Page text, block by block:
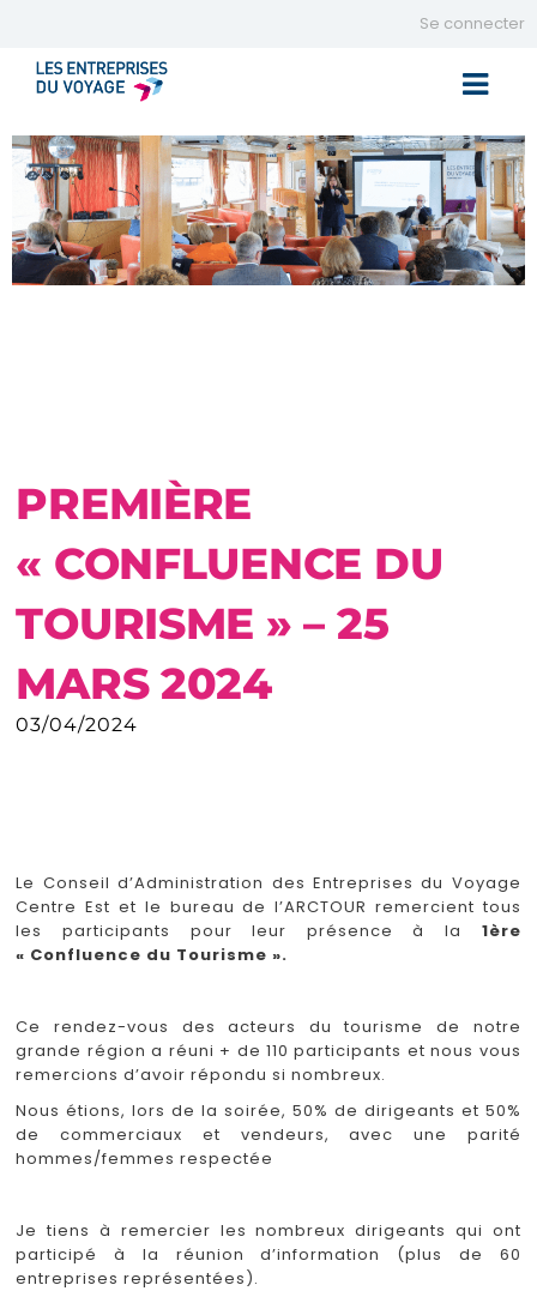
Se connecter
PREMIÈRE
« CONFLUENCE DU
TOURISME » – 25
MARS 2024
03/04/2024
Le Conseil d’Administration des Entreprises du Voyage
Centre Est et le bureau de l’ARCTOUR remercient tous
les participants pour leur présence à la 1ère
« Confluence du Tourisme ».
Ce rendez-vous des acteurs du tourisme de notre
grande région a réuni + de 110 participants et nous vous
remercions d’avoir répondu si nombreux.
Nous étions, lors de la soirée, 50% de dirigeants et 50%
de commerciaux et vendeurs, avec une parité
hommes/femmes respectée
Je tiens à remercier les nombreux dirigeants qui ont
participé à la réunion d’information (plus de 60
entreprises représentées).